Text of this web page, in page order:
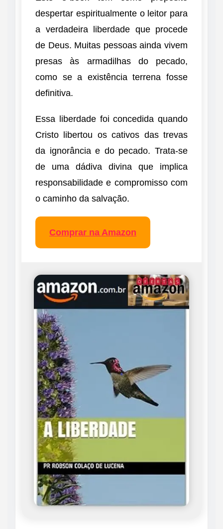
despertar espiritualmente o leitor para
a verdadeira liberdade que procede
de Deus. Muitas pessoas ainda vivem
presas às armadilhas do pecado,
como se a existência terrena fosse
definitiva.
Essa liberdade foi concedida quando
Cristo libertou os cativos das trevas
da ignorância e do pecado. Trata-se
de uma dádiva divina que implica
responsabilidade e compromisso com
o caminho da salvação.
Comprar na Amazon